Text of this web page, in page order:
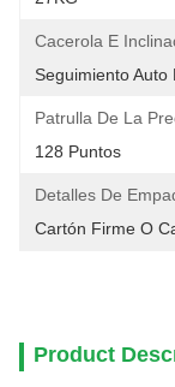
Cacerola E
Seguimiento
Patrulla De La
128 Puntos
Detalles De
Cartón Firme O
Product